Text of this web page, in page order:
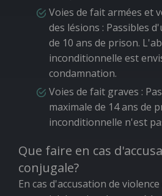
Voies de fait armées et
des lésions : Passibles
de 10 ans de prison.
inconditionnelle est
condamnation.
Voies de fait graves :
maximale de 14 ans de
inconditionnelle n'est
Que faire en cas
conjugale?
En cas d'accusation de